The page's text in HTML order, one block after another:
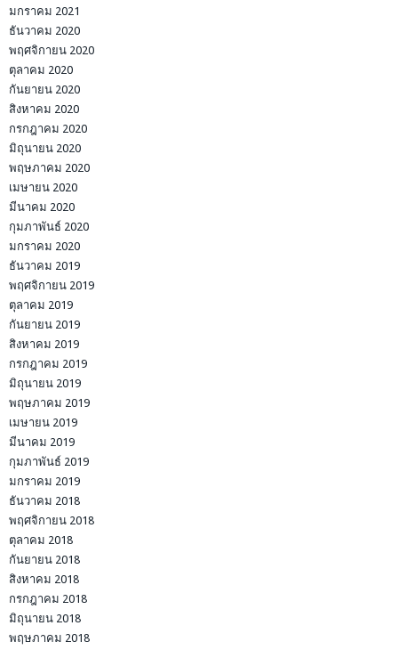
มกราคม 2021
ธันวาคม 2020
พฤศจิกายน 2020
ตุลาคม 2020
กันยายน 2020
สิงหาคม 2020
กรกฎาคม 2020
มิถุนายน 2020
พฤษภาคม 2020
เมษายน 2020
มีนาคม 2020
กุมภาพันธ์ 2020
มกราคม 2020
ธันวาคม 2019
พฤศจิกายน 2019
ตุลาคม 2019
กันยายน 2019
สิงหาคม 2019
กรกฎาคม 2019
มิถุนายน 2019
พฤษภาคม 2019
เมษายน 2019
มีนาคม 2019
กุมภาพันธ์ 2019
มกราคม 2019
ธันวาคม 2018
พฤศจิกายน 2018
ตุลาคม 2018
กันยายน 2018
สิงหาคม 2018
กรกฎาคม 2018
มิถุนายน 2018
พฤษภาคม 2018